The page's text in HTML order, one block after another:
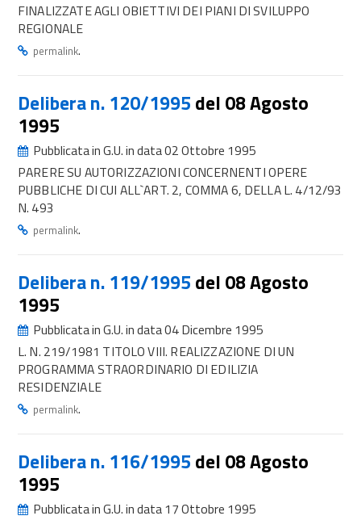
FINALIZZATE AGLI OBIETTIVI DEI PIANI DI SVILUPPO
REGIONALE
permalink.
Delibera n. 120/1995 del 08 Agosto
1995
Pubblicata in G.U. in data 02 Ottobre 1995
PARERE SU AUTORIZZAZIONI CONCERNENTI OPERE
PUBBLICHE DI CUI ALL`ART. 2, COMMA 6, DELLA L. 4/12/93
N. 493
permalink.
Delibera n. 119/1995 del 08 Agosto
1995
Pubblicata in G.U. in data 04 Dicembre 1995
L. N. 219/1981 TITOLO VIII. REALIZZAZIONE DI UN
PROGRAMMA STRAORDINARIO DI EDILIZIA
RESIDENZIALE
permalink.
Delibera n. 116/1995 del 08 Agosto
1995
Pubblicata in G.U. in data 17 Ottobre 1995